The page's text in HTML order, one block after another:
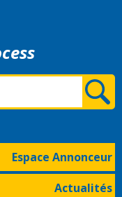
Espace Annonceur
Actualités